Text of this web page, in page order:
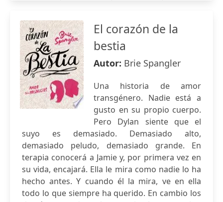
El corazón de la
bestia
Autor: Brie Spangler
Una historia de amor
transgénero. Nadie está a
gusto en su propio cuerpo.
Pero Dylan siente que el
suyo es demasiado. Demasiado alto,
demasiado peludo, demasiado grande. En
terapia conocerá a Jamie y, por primera vez en
su vida, encajará. Ella le mira como nadie lo ha
hecho antes. Y cuando él la mira, ve en ella
todo lo que siempre ha querido. En cambio los